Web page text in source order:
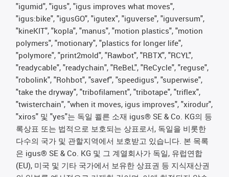
"igumid", "igus", "igus improves what moves",
"igus:bike", "igusGO", "igutex", "iguverse", "iguversum",
"kineKIT", "kopla", "manus", "motion plastics", "motion
polymers", "motionary", "plastics for longer life",
"polymore", "print2mold", "Rawbot", "RBTX", "RCYL",
"readycable", "readychain", "ReBeL", "ReCycle", "reguse",
"robolink", "Rohbot", "savef", "speedigus", "superwise",
"take the dryway", "tribofilament", "tribotape", "triflex",
"twisterchain", "when it moves, igus improves", "xirodur",
"xiros" 및 "yes"는 독일 쾰른 소재 igus® SE & Co. KG의 등
록상표 또는 법적으로 보호되는 상표로서, 독일을 비롯한
다수의 국가 및 관할지역에서 보호받고 있습니다. 본 목록
은 igus® SE & Co. KG 및 그 계열회사가 독일, 유럽연합
(EU), 미국 및 기타 국가에서 보유한 상표권 등 지식재산권